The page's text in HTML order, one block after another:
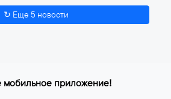
2026
↻ Еще 5 новости
мобильное приложение!